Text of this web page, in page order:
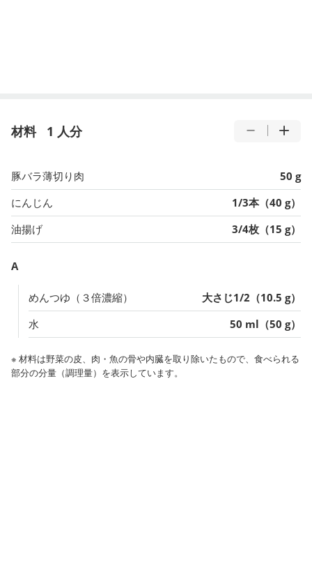
材料 1 人分
豚バラ薄切り肉
50 g
にんじん
1/3本（40 g）
油揚げ
3/4枚（15 g）
A
めんつゆ（３倍濃縮）
大さじ1/2（10.5 g）
水
50 ml（50 g）
※ 材料は野菜の皮、肉・魚の骨や内臓を取り除いたもので、食べられる
部分の分量（調理量）を表示しています。